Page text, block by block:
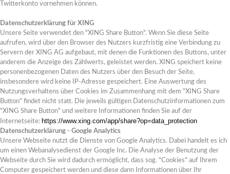
Twitterkonto vornehmen können.
Datenschutzerklärung für XING
Unsere Seite verwendet den "XING Share Button". Wenn Sie diese Seite
aufrufen, wird über den Browser des Nutzers kurzfristig eine Verbindung zu
Servern der XING AG aufgebaut, mit denen die Funktionen des Buttons, unter
anderem die Anzeige des Zählwerts, geleistet werden. XING speichert keine
personenbezogenen Daten des Nutzers über den Besuch der Seite,
insbesondere wird keine IP-Adresse gespeichert. Eine Auswertung des
Nutzungsverhaltens über Cookies im Zusammenhang mit dem "XING Share
Button" findet nicht statt. Die jeweils gültigen Datenschutzinformationen zum
"XING Share Button" und weitere Informationen finden Sie auf der
Internetseite: https://www.xing.com/app/share?op=data_protection
Datenschutzerklärung - Google Analytics
Unsere Webseite nutzt die Dienste von Google Analytics. Dabei handelt es ich
um einen Webanalysedienst der Google Inc. Die Analyse der Benutzung der
Webseite durch Sie wird dadurch ermöglicht, dass sog. "Cookies" auf Ihrem
Computer gespeichert werden und diese dann Informationen über Ihr